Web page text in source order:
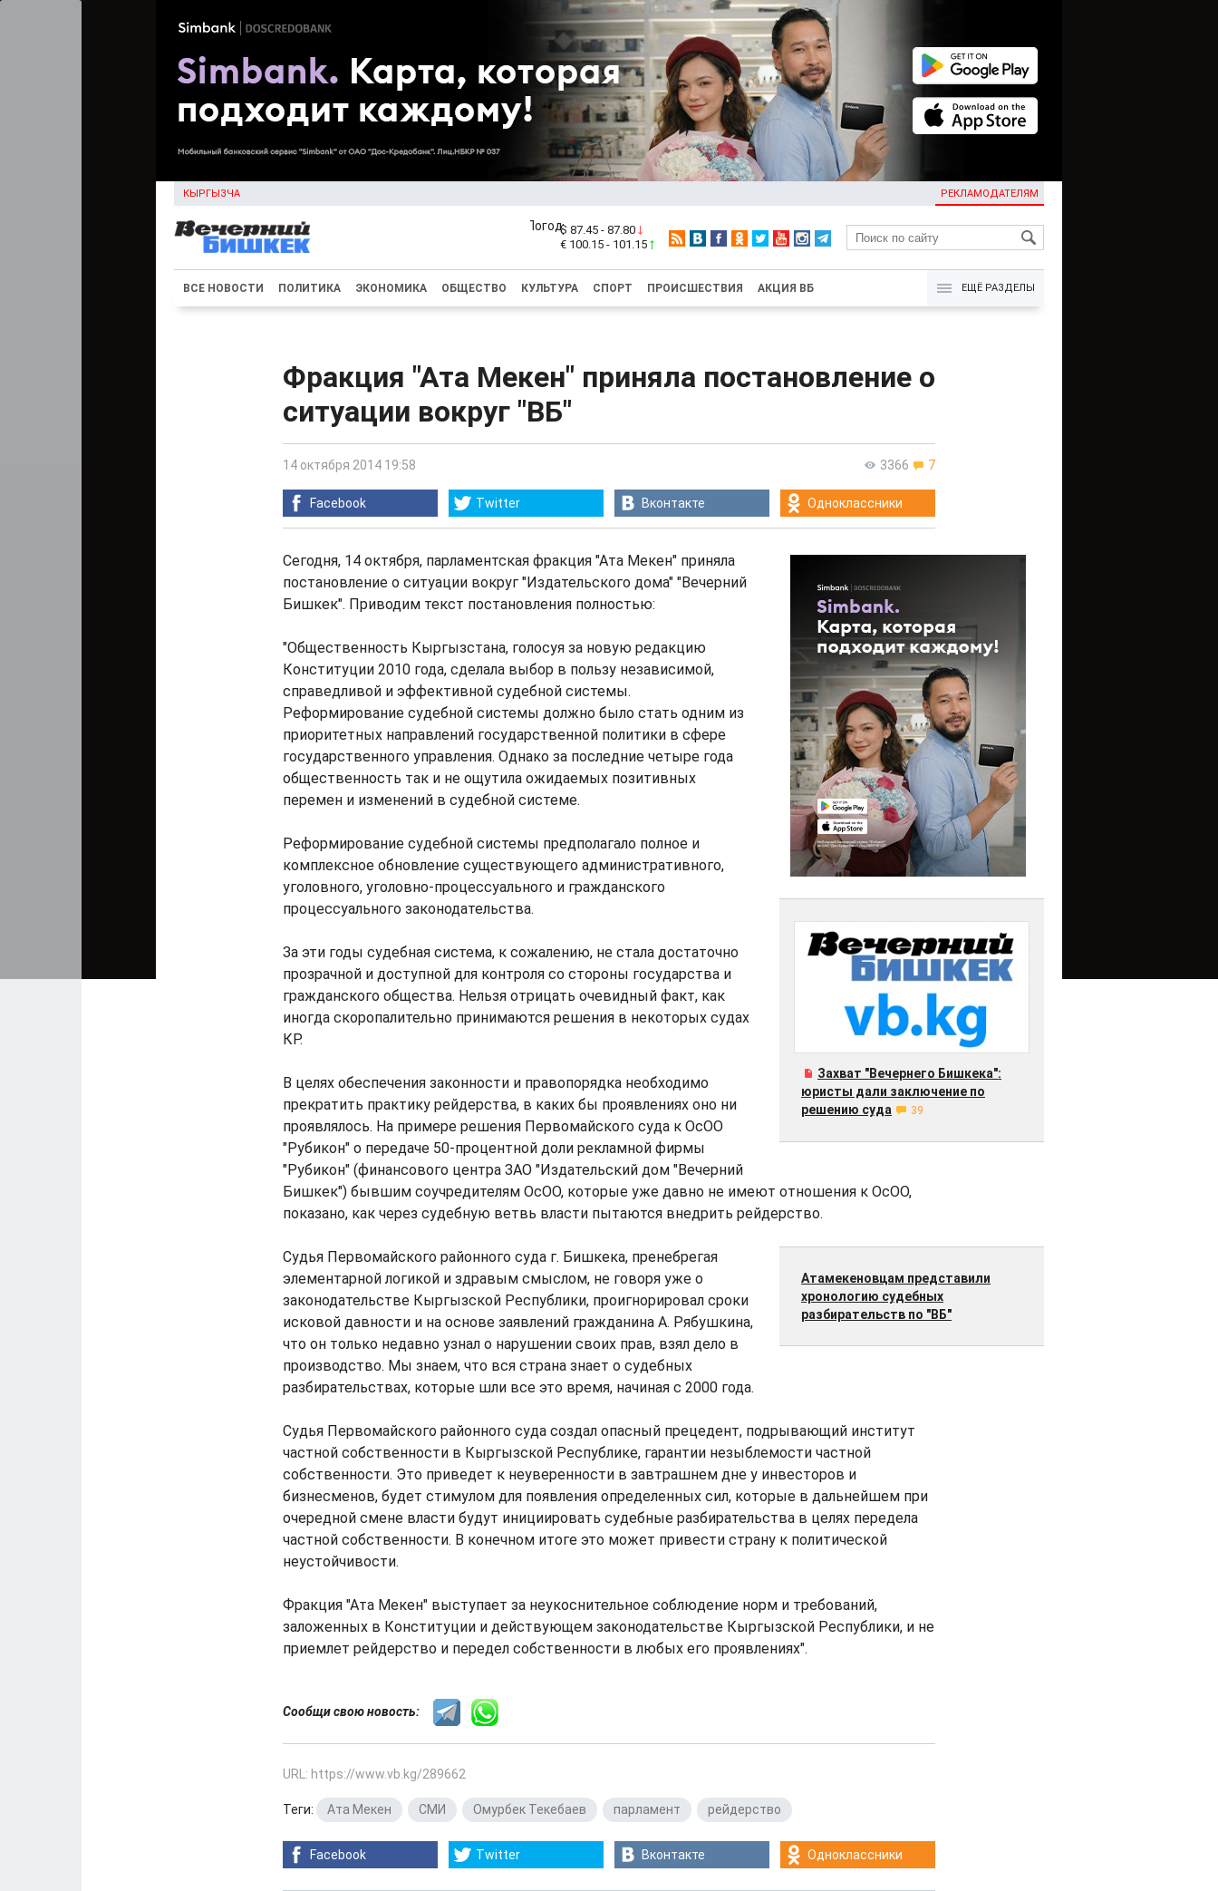
КЫРГЫЗЧА РЕКЛАМОДАТЕЛЯМ
KG
$ 87.45 - 87.80
€ 100.15 - 101.15
ВСЕ НОВОСТИ ПОЛИТИКА ЭКОНОМИКА ОБЩЕСТВО КУЛЬТУРА СПОРТ ПРОИСШЕСТВИЯ АКЦИЯ ВБ ЕЩЁ РАЗДЕЛЫ
Фракция "Ата Мекен" приняла постановление о
ситуации вокруг "ВБ"
3366 7
14 октября 2014 19:58
Facebook Twitter Вконтакте Одноклассники
Сегодня, 14 октября, парламентская фракция "Ата Мекен" приняла
постановление о ситуации вокруг "Издательского дома" "Вечерний
Бишкек". Приводим текст постановления полностью:
"Общественность Кыргызстана, голосуя за новую редакцию
Конституции 2010 года, сделала выбор в пользу независимой,
справедливой и эффективной судебной системы.
Реформирование судебной системы должно было стать одним из
приоритетных направлений государственной политики в сфере
государственного управления. Однако за последние четыре года
общественность так и не ощутила ожидаемых позитивных
перемен и изменений в судебной системе.
Захват "Вечернего Бишкека":
юристы дали заключение по
решению суда
39
Реформирование судебной системы предполагало полное и
комплексное обновление существующего административного,
уголовного, уголовно-процессуального и гражданского
процессуального законодательства.
За эти годы судебная система, к сожалению, не стала достаточно
прозрачной и доступной для контроля со стороны государства и
гражданского общества. Нельзя отрицать очевидный факт, как
иногда скоропалительно принимаются решения в некоторых судах
КР.
В целях обеспечения законности и правопорядка необходимо
прекратить практику рейдерства, в каких бы проявлениях оно ни
проявлялось. На примере решения Первомайского суда к ОсОО
"Рубикон" о передаче 50-процентной доли рекламной фирмы
"Рубикон" (финансового центра ЗАО "Издательский дом "Вечерний
Бишкек") бывшим соучредителям ОсОО, которые уже давно не имеют отношения к ОсОО,
показано, как через судебную ветвь власти пытаются внедрить рейдерство.
Атамекеновцам представили
хронологию судебных
разбирательств по "ВБ"
Судья Первомайского районного суда г. Бишкека, пренебрегая
элементарной логикой и здравым смыслом, не говоря уже о
законодательстве Кыргызской Республики, проигнорировал сроки
исковой давности и на основе заявлений гражданина А. Рябушкина,
что он только недавно узнал о нарушении своих прав, взял дело в
производство. Мы знаем, что вся страна знает о судебных
разбирательствах, которые шли все это время, начиная с 2000 года.
Судья Первомайского районного суда создал опасный прецедент, подрывающий институт
частной собственности в Кыргызской Республике, гарантии незыблемости частной
собственности. Это приведет к неуверенности в завтрашнем дне у инвесторов и
бизнесменов, будет стимулом для появления определенных сил, которые в дальнейшем при
очередной смене власти будут инициировать судебные разбирательства в целях передела
частной собственности. В конечном итоге это может привести страну к политической
неустойчивости.
Фракция "Ата Мекен" выступает за неукоснительное соблюдение норм и требований,
заложенных в Конституции и действующем законодательстве Кыргызской Республики, и не
приемлет рейдерство и передел собственности в любых его проявлениях".
Сообщи свою новость:
URL: https://www.vb.kg/289662
Теги: Ата Мекен СМИ Омурбек Текебаев парламент рейдерство
Facebook Twitter Вконтакте Одноклассники